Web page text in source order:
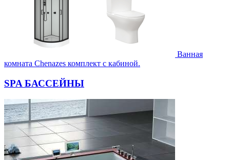
Ванная
комната Chenazes комплект с кабиной.
SPA БАССЕЙНЫ